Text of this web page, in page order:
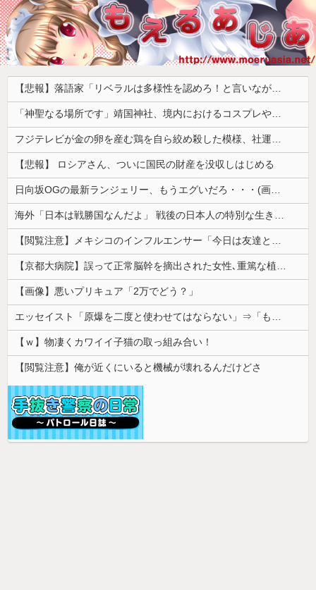
【悲報】落語家「リベラルは多様性を認めろ！と言いながら自分達と違う意見には執拗に攻撃してくる！」ｗｗｗｗｗｗｗｗｗｗｗｗｗｗ
「神聖なる場所です」靖国神社、境内におけるコスプレや軍装の禁止を発表
フジテレビが金の卵を産む鶏を自ら絞め殺した模様、社運を賭けたドル箱コンテンツが御蔵入りになってしまい……
【悲報】 ロシアさん、ついに国民の財産を没収しはじめる
日向坂OGの最新ランジェリー、もうエグいだろ・・・(画像どーん)
海外「日本は戦勝国なんだよ」 戦後の日本人の特別な生き様に各国から称賛の声
【閲覧注意】メキシコのインフルエンサー「今日は友達と配達員のアルバイトを体験してみるよ！！」←結果・・・
【京都大病院】誤って正常脳幹を摘出された女性､重篤な植物状態だが意識は正常で何かを思考していると判明
【画像】悪いプリキュア「2万でどう？」
エッセイスト「原爆を二度と使わせてはならない」⇒「もちろん中国の核も非難する？」⇒「中国の核は綺麗な核！」
【ｗ】物凄くカワイイ子猫の取っ組み合い！
【閲覧注意】俺が近くにいると機械が壊れるんだけどさ